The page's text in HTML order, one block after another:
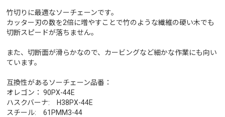
竹切りに最適なソーチェーンです。
カッター刃の数を2倍に増やすことで竹のような繊維の硬い木でも
切断スピードが落ちません。
また、切断面が滑らかなので、カービングなど細かな作業にも向い
ています。
互換性があるソーチェーン品番：
オレゴン： 90PX-44E
ハスクバーナ: H38PX-44E
スチール: 61PMM3-44